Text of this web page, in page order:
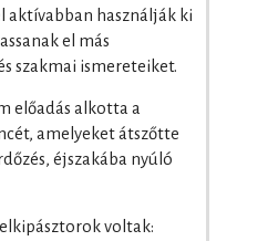
aktívabban használják ki
el más
szakmai ismereteiket.
előadás alkotta a
amelyeket átszőtte
éjszakába nyúló
voltak: